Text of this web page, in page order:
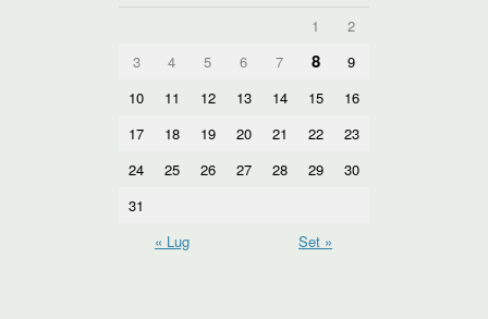
1
2
3
4 5 6 7 8
9
10
11 12 13 14 15
16
17
18 19 20 21 22
23
24
25 26 27 28 29
30
31
« Lug
Set »